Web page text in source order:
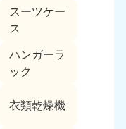
スーツケー
ス
ハンガーラ
ック
衣類乾燥機